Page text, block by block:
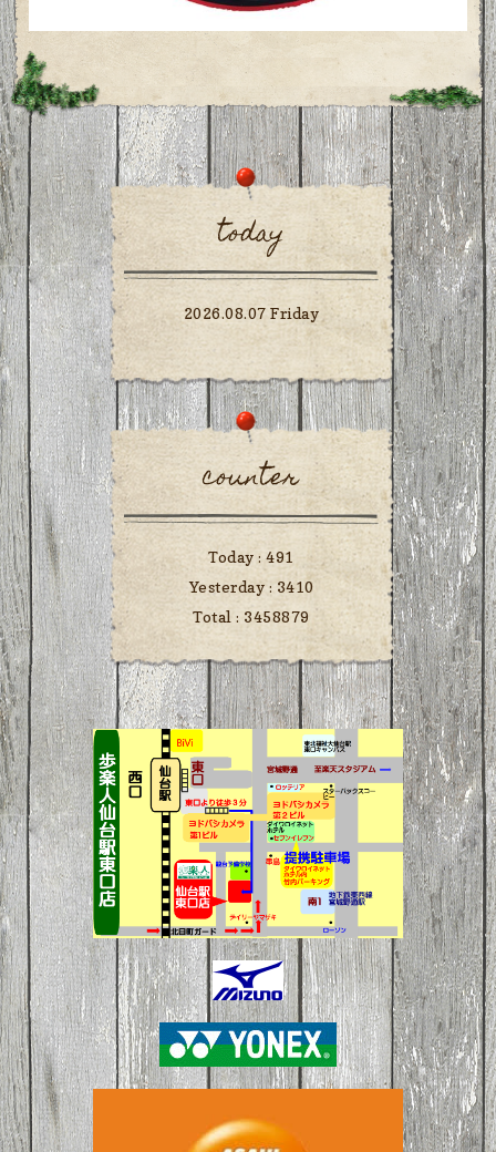
today
2026.08.07 Friday
counter
Today :491
Yesterday : 3410
Total : 3458879